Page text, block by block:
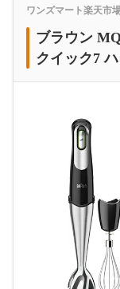
ワンズマート楽天市
ブラウン
クイック7